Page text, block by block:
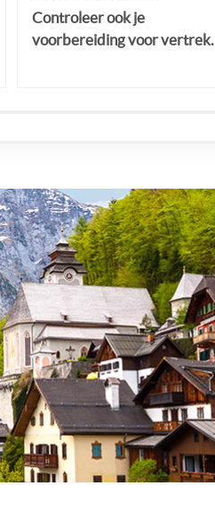
Controleer ook je
voorbereiding voor vertrek.